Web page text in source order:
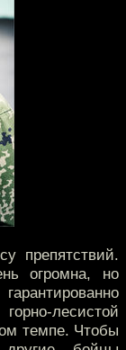
препятствий.
огромна, но
лесистой
темпе. Чтобы